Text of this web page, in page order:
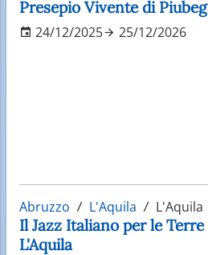
Presepio Vivente di
24/12/2025 25/12/2026
Abruzzo L'Aquila L'Aquila
Il Jazz Italiano per le Terre
L'Aquila